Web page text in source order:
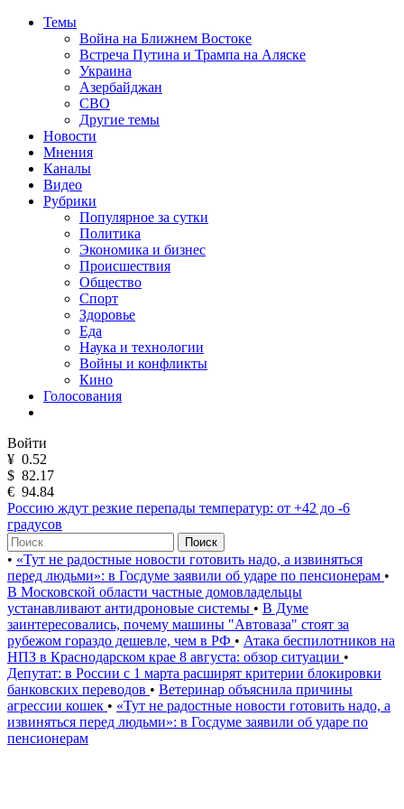
Темы
Война на Ближнем Востоке
Встреча Путина и Трампа на Аляске
Украина
Азербайджан
СВО
Другие темы
Новости
Мнения
Каналы
Видео
Рубрики
Популярное за сутки
Политика
Экономика и бизнес
Происшествия
Общество
Спорт
Здоровье
Еда
Наука и технологии
Войны и конфликты
Кино
Голосования
Войти
¥ 0.52
$ 82.17
€ 94.84
Россию ждут резкие перепады температур: от +42 до -6
градусов
Поиск
• «Тут не радостные новости готовить надо, а извиняться
перед людьми»: в Госдуме заявили об ударе по пенсионерам •
В Московской области частные домовладельцы
устанавливают антидроновые системы • В Думе
заинтересовались, почему машины "Автоваза" стоят за
рубежом гораздо дешевле, чем в РФ • Атака беспилотников на
НПЗ в Краснодарском крае 8 августа: обзор ситуации •
Депутат: в России с 1 марта расширят критерии блокировки
банковских переводов • Ветеринар объяснила причины
агрессии кошек • «Тут не радостные новости готовить надо, а
извиняться перед людьми»: в Госдуме заявили об ударе по
пенсионерам